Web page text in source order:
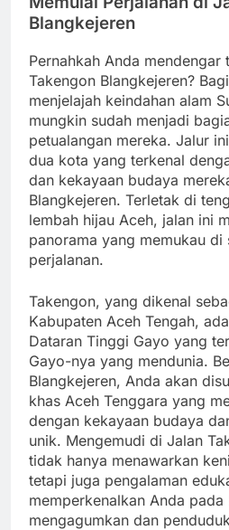
Blangkejeren
Pernahkah Anda mendengar
Takengon Blangkejeren?
menjelajah keindahan alam
mungkin sudah menjadi
petualangan mereka. Jalur
dua kota yang terkenal
dan kekayaan budaya
Blangkejeren. Terletak di
lembah hijau Aceh, jalan ini
panorama yang memukau di
perjalanan.
Takengon, yang dikenal
Kabupaten Aceh Tengah,
Dataran Tinggi Gayo yang
Gayo-nya yang mendunia.
Blangkejeren, Anda akan
khas Aceh Tenggara yang
dengan kekayaan budaya
unik. Mengemudi di Jalan
tidak hanya menawarkan
tetapi juga pengalaman
memperkenalkan Anda
mengagumkan dan